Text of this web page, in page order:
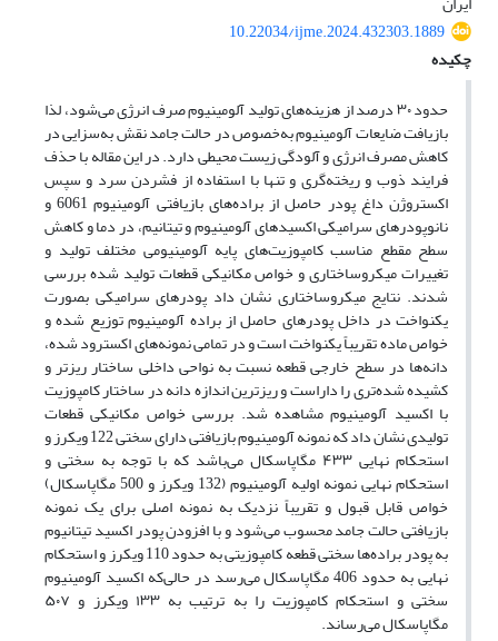
10.22034/ijme.2024.432303.1889
چکیده
حدود ۳۰ درصد از هزینه‌های تولید آلومینیوم صرف انرژی می‌شود، لذا
بازیافت ضایعات آلومینیوم به‌خصوص در حالت جامد نقش به‌سزایی در
کاهش مصرف انرژی و آلودگی زیست محیطی دارد. در این مقاله با حذف
فرایند ذوب و ریخته‌گری و تنها با استفاده از فشردن سرد و سپس
اکستروژن داغ پودر حاصل از براده‌های بازیافتی آلومینیوم 6061 و
نانوپودرهای سرامیکی اکسیدهای آلومینیوم و تیتانیم، در دما و کاهش
سطح مقطع مناسب کامپوزیت‌های پایه آلومینیومی مختلف تولید و
تغییرات میکروساختاری و خواص مکانیکی قطعات تولید شده بررسی
شدند. نتایج میکروساختاری نشان داد پودرهای سرامیکی بصورت
یکنواخت در داخل پودرهای حاصل از براده آلومینیوم توزیع شده و
خواص ماده تقریباً یکنواخت است و در تمامی نمونه‌های اکسترود شده،
دانه‌ها در سطح خارجی قطعه نسبت به نواحی داخلی ساختار ریزتر و
کشیده شده‌تری را داراست و ریزترین اندازه دانه در ساختار کامپوزیت
با اکسید آلومینیوم مشاهده شد. بررسی خواص مکانیکی قطعات
تولیدی نشان داد که نمونه آلومینیوم بازیافتی دارای سختی 122 ویکرز و
استحکام نهایی ۴۳۳ مگاپاسکال می‌باشد که با توجه به سختی و
استحکام نهایی نمونه اولیه آلومینیوم (132 ویکرز و 500 مگاپاسکال)
خواص قابل قبول و تقریباً نزدیک به نمونه اصلی برای یک نمونه
بازیافتی حالت جامد محسوب می‌شود و با افزودن پودر اکسید تیتانیوم
به پودر براده‌ها سختی قطعه کامپوزیتی به حدود 110 ویکرز و استحکام
نهایی به حدود 406 مگاپاسکال می‌رسد در حالی‌که اکسید آلومینیوم
سختی و استحکام کامپوزیت را به ترتیب به ۱۳۳ ویکرز و ۵۰۷
مگاپاسکال می‌رساند.